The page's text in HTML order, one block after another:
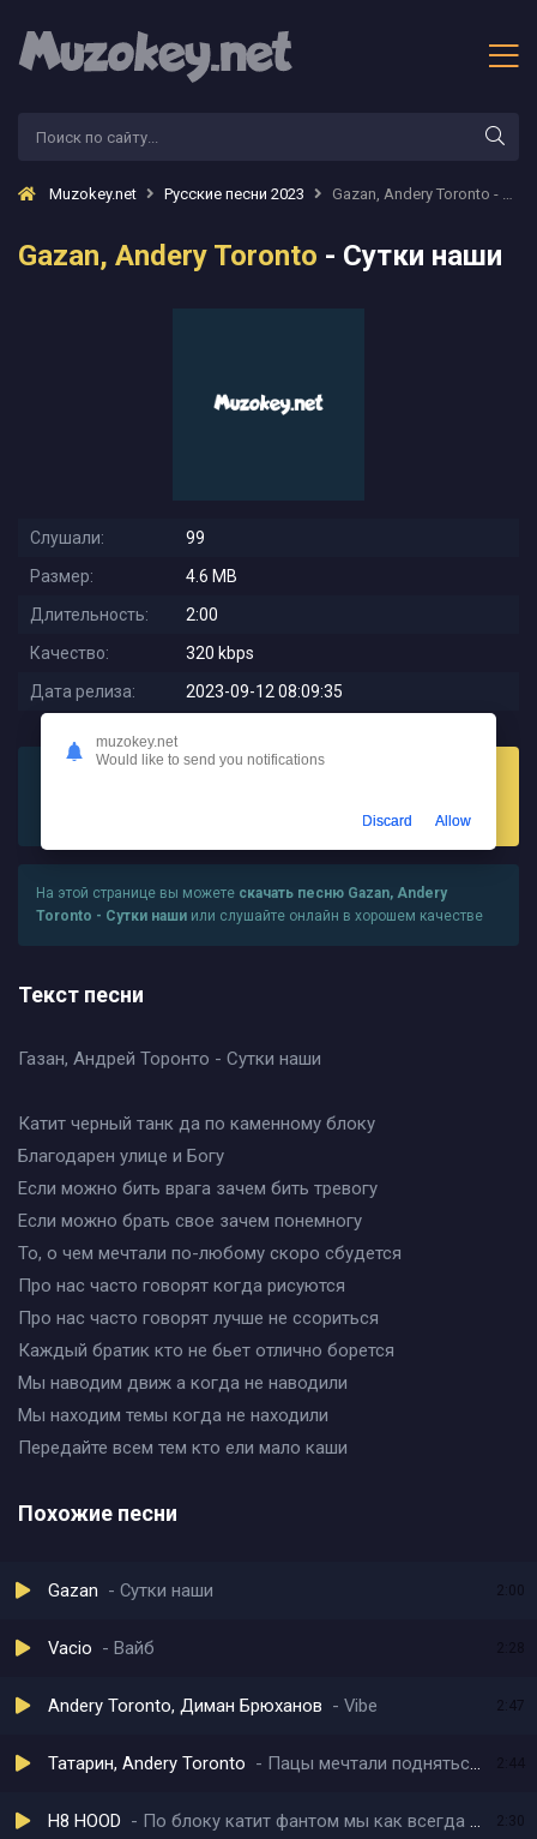
Muzokey.net Русские песни 2023 Gazan, Andery Toronto - Сутки наши
Gazan, Andery Toronto - Сутки наши
Слушали:
99
Размер:
4.6 MB
Длительность:
2:00
Качество:
320 kbps
Дата релиза:
2023-09-12 08:09:35
Скачать
На этой странице вы можете скачать песню Gazan, Andery
Toronto - Сутки наши или слушайте онлайн в хорошем качестве
Текст песни
Газан, Андрей Торонто - Сутки наши
Катит черный танк да по каменному блоку
Благодарен улице и Богу
Если можно бить врага зачем бить тревогу
Если можно брать свое зачем понемногу
То, о чем мечтали по-любому скоро сбудется
Про нас часто говорят когда рисуются
Про нас часто говорят лучше не ссориться
Каждый братик кто не бьет отлично борется
Мы наводим движ а когда не наводили
Мы находим темы когда не находили
Передайте всем тем кто ели мало каши
Похожие песни
Gazan Сутки наши 2:00
Vacio Вайб
Andery Toronto, Диман Брюханов Vibe 2:47
Татарин, Andery Toronto Пацы мечтали подняться со дна
H8 HOOD По блоку катит фантом мы как всегда на стиле 2:30
muzokey.net
Would like to send you notifications
Discard Allow